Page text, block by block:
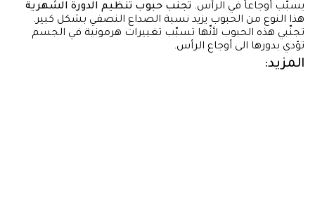
يسبّب أوجاعاً في الرأس. تجنّب حبوب تنظيم الدورة الشهرية
هذا النوع من الحبوب يزيد نسبة الصداع النصفي بشكل كبير.
تجنّبي هذه الحبوب لأنّها تسبّب تغييرات هرمونية في الجسم
تؤدي بدورها الى أوجاع الرأس.
المزيد: